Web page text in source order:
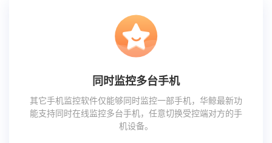
同时监控多台手机
其它手机监控软件仅能够同时监控一部手机，华鲸最新功
能支持同时在线监控多台手机，任意切换受控端对方的手
机设备。